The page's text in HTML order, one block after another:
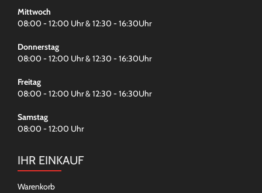
Mittwoch
08:00 - 12:00 Uhr & 12:30 - 16:30Uhr
Donnerstag
08:00 - 12:00 Uhr & 12:30 - 16:30Uhr
Freitag
08:00 - 12:00 Uhr & 12:30 - 16:30Uhr
Samstag
08:00 - 12:00 Uhr
IHR EINKAUF
Warenkorb